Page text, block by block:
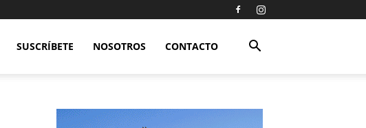
SUSCRÍBETE NOSOTROS CONTACTO